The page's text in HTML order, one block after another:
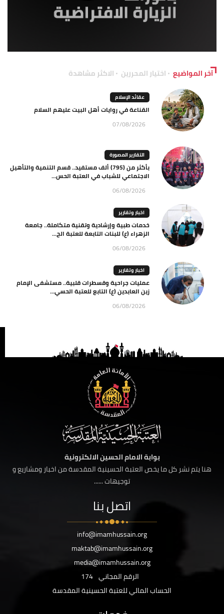
آخر المواضيع اختيار المحررين الاكثر مشاهدة
عقائد الإسلام
القناعة في روايات أهل البيت عليهم السلام
07/08/2026
التقارير المصورة
بأكثر من (795) ألف مستفيد.. قسم التنمية والتأهيل
الاجتماعي للشباب في العتبة الحس...
06/08/2026
اخبار وتقارير
خدمات طبية وإرشادية وتقنية متكاملة.. جامعة
الزهراء (ع) للبنات التابعة للعتبة الح...
06/08/2026
اخبار وتقارير
عمليات جراحية وقسطرات قلبية.. مستشفى الإمام
زين العابدين (ع) التابع للعتبة الحسي...
06/08/2026
بوابة الامام الحسين الالكترونية
هنا يتم نشر كل ما يخص العتبة الحسينية المقدسة من اخبار ومشاريع و
توجيهات ......
اتصل بنا
info@imamhussain.org
maktab@imamhussain.org
media@imamhussain.org
الرقم المجاني 174
الحساب المالي للعتبة الحسينية المقدسة